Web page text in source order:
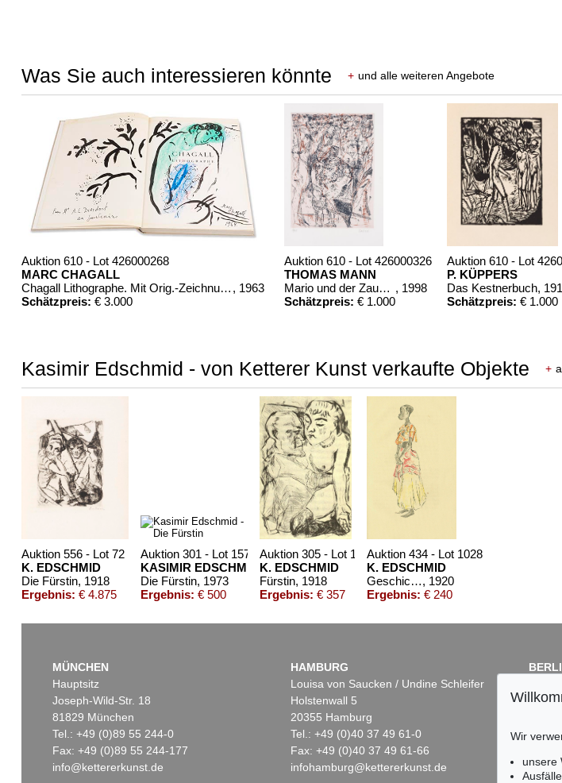
Was Sie auch interessieren könnte + und alle weiteren Angebote
Auktion 610 - Lot 426000268
MARC CHAGALL
Chagall Lithographe. Mit Orig.-Zeichnung von Chagall , 1963
Schätzpreis: € 3.000
Auktion 610 - Lot 426000326
THOMAS MANN
Mario und der Zauberer , 1998
Schätzpreis: € 1.000
Auktion 610 - Lot
P. KÜPPERS
Das Kestnerbuch,
Schätzpreis: € 1.000
Kasimir Edschmid - von Ketterer Kunst verkaufte Objekte +
Auktion 556 - Lot 72
K. EDSCHMID
Die Fürstin, 1918
Ergebnis: € 4.875
Auktion 301 - Lot 1570
KASIMIR EDSCHMID
Die Fürstin, 1973
Ergebnis: € 500
Auktion 305 - Lot 1393
K. EDSCHMID
Fürstin, 1918
Ergebnis: € 357
Auktion 434 - Lot 1028
K. EDSCHMID
Geschichte von den Suaheli-Mädchen und den schwarzen Kriegern + Beigabe, 1920
Ergebnis: € 240
MÜNCHEN
Hauptsitz
Joseph-Wild-Str. 18
81829 München
Tel.: +49 (0)89 55 244-0
Fax: +49 (0)89 55 244-177
info@kettererkunst.de
HAMBURG
Louisa von Saucken / Undine Schleifer
Holstenwall 5
20355 Hamburg
Tel.: +49 (0)40 37 49 61-0
Fax: +49 (0)40 37 49 61-66
infohamburg@kettererkunst.de
Tel.:
Wir
unsere